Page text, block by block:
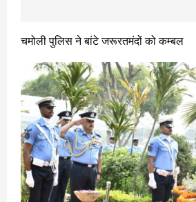
चमोली पुलिस ने बांटे जरूरतमंदों को कम्बल